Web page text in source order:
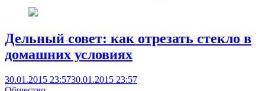
Дельный совет: как отрезать стекло в
домашних условиях
30.01.2015 23:5730.01.2015 23:57